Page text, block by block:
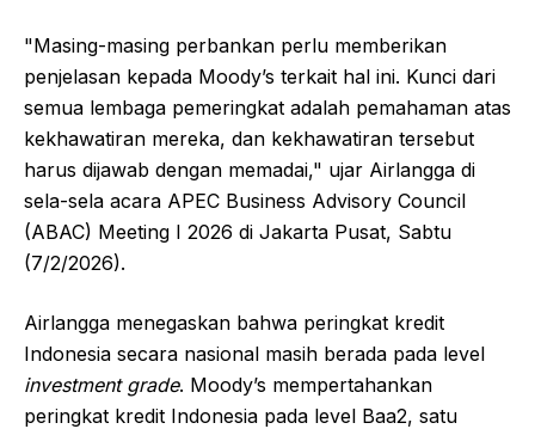
"Masing-masing perbankan perlu memberikan
penjelasan kepada Moody’s terkait hal ini. Kunci dari
semua lembaga pemeringkat adalah pemahaman atas
kekhawatiran mereka, dan kekhawatiran tersebut
harus dijawab dengan memadai," ujar Airlangga di
sela-sela acara APEC Business Advisory Council
(ABAC) Meeting I 2026 di Jakarta Pusat, Sabtu
(7/2/2026).
Airlangga menegaskan bahwa peringkat kredit
Indonesia secara nasional masih berada pada level
investment grade. Moody’s mempertahankan
peringkat kredit Indonesia pada level Baa2, satu